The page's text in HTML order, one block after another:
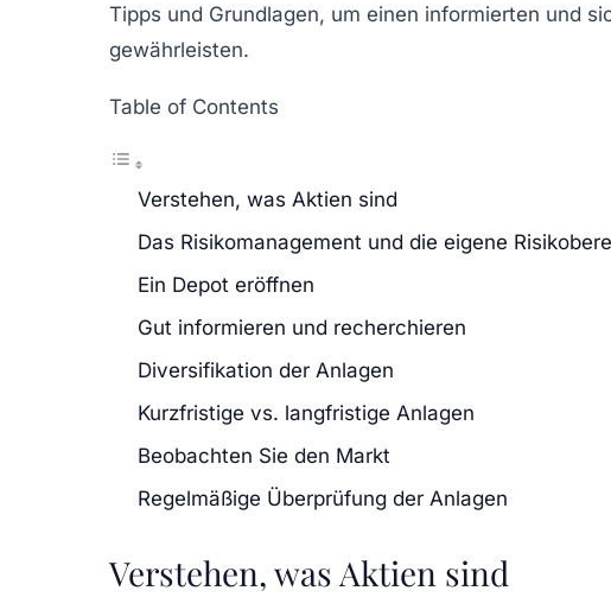
Tipps und Grundlagen, um einen informierten und
gewährleisten.
Table of Contents
Verstehen, was Aktien sind
Das Risikomanagement und die eigene
Ein Depot eröffnen
Gut informieren und recherchieren
Diversifikation der Anlagen
Kurzfristige vs. langfristige Anlagen
Beobachten Sie den Markt
Regelmäßige Überprüfung der Anlagen
Verstehen, was Aktien sind